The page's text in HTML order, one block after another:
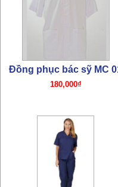
Đồng phục bác sỹ TN07
380,000₫